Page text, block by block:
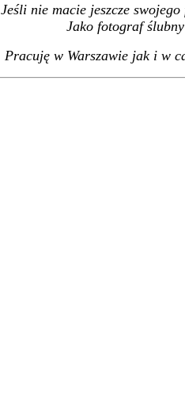
Jeśli nie macie jeszcze
Jako fotograf
Pracuję w Warszawie jak i w